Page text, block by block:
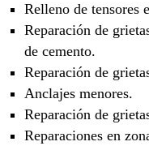
Relleno de tensores
Reparación de
de cemento.
Reparación de
Anclajes menores.
Reparación de
Reparaciones en